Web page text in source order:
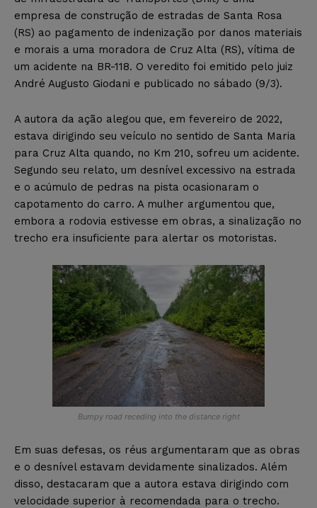
empresa de construção de estradas de Santa Rosa
(RS) ao pagamento de indenização por danos materiais
e morais a uma moradora de Cruz Alta (RS), vítima de
um acidente na BR-118. O veredito foi emitido pelo juiz
André Augusto Giodani e publicado no sábado (9/3).
A autora da ação alegou que, em fevereiro de 2022,
estava dirigindo seu veículo no sentido de Santa Maria
para Cruz Alta quando, no Km 210, sofreu um acidente.
Segundo seu relato, um desnível excessivo na estrada
e o acúmulo de pedras na pista ocasionaram o
capotamento do carro. A mulher argumentou que,
embora a rodovia estivesse em obras, a sinalização no
trecho era insuficiente para alertar os motoristas.
Bumpy road receding into the distance right
Em suas defesas, os réus argumentaram que as obras
e o desnível estavam devidamente sinalizados. Além
disso, destacaram que a autora estava dirigindo com
velocidade superior à recomendada para o trecho.